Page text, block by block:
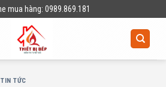
mua hàng: 0989.869.181
TIN TỨC